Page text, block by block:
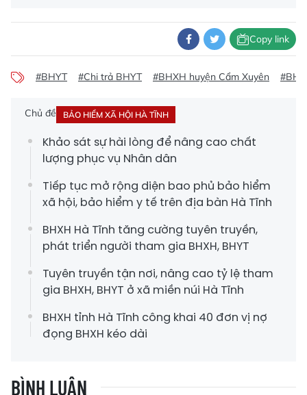
Copy link
#BHYT #Chi trả BHYT #BHXH huyện Cẩm Xuyên
Chủ đề BẢO HIỂM XÃ HỘI HÀ TĨNH
Khảo sát sự hài lòng để nâng cao chất
lượng phục vụ Nhân dân
Tiếp tục mở rộng diện bao phủ bảo hiểm
xã hội, bảo hiểm y tế trên địa bàn Hà Tĩnh
BHXH Hà Tĩnh tăng cường tuyên truyền,
phát triển người tham gia BHXH, BHYT
Tuyên truyền tận nơi, nâng cao tỷ lệ tham
gia BHXH, BHYT ở xã miền núi Hà Tĩnh
BHXH tỉnh Hà Tĩnh công khai 40 đơn vị nợ
đọng BHXH kéo dài
BÌNH LUẬN